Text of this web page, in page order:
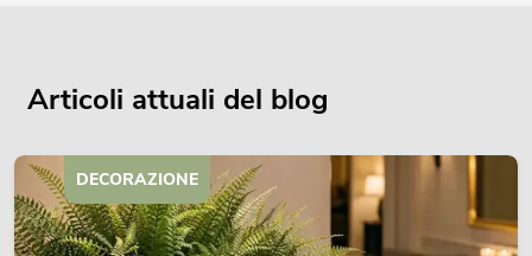
Articoli attuali del blog
DECORAZIONE